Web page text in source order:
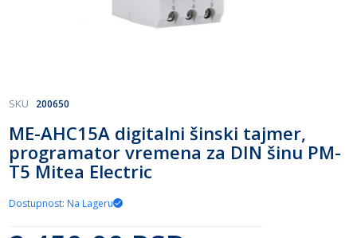
Skip
the
beginning
of
the
images
gallery
ME-AHC15A digitalni šinski tajmer,
programator vremena za DIN šinu PM-
T5 Mitea Electric
SKU 200650
Dostupnost: Na Lageru